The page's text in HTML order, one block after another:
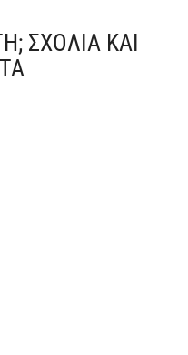
ΣΧΌΛΙΑ ΚΑΙ